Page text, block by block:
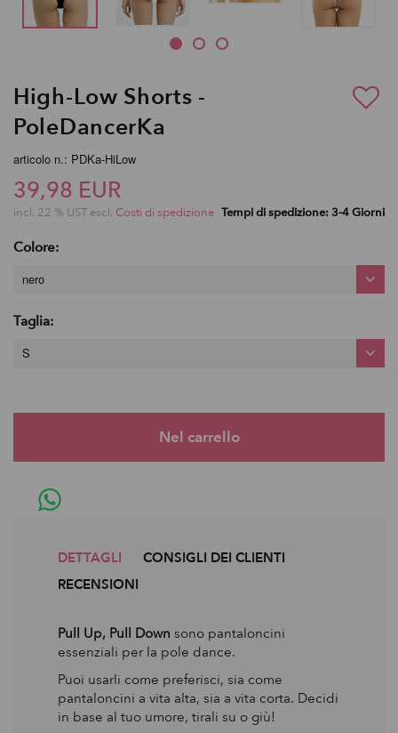
High-Low Shorts -
PoleDancerKa
articolo n.: PDKa-HiLow
39,98 EUR
incl. 22 % UST escl. Costi di spedizione Tempi di spedizione: 3-4 Giorni
Colore:
nero
Taglia:
S
DETTAGLI
CONSIGLI DEI CLIENTI
RECENSIONI
Pull Up, Pull Down sono pantaloncini
essenziali per la pole dance.
Puoi usarli come preferisci, sia come
pantaloncini a vita alta, sia a vita corta. Decidi
in base al tuo umore, tirali su o giù!